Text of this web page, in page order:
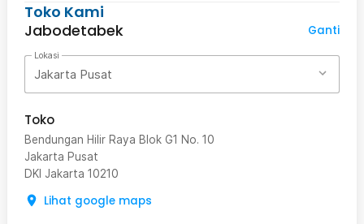
Toko Kami
Jabodetabek
Ganti
Lokasi
Jakarta Pusat
Toko
Bendungan Hilir Raya Blok G1 No. 10
Jakarta Pusat
DKI Jakarta 10210
Lihat google maps